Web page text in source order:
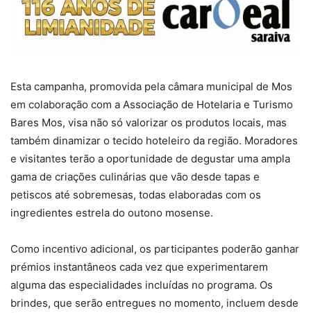
Esta campanha, promovida pela câmara municipal de Mos
em colaboração com a Associação de Hotelaria e Turismo
Bares Mos, visa não só valorizar os produtos locais, mas
também dinamizar o tecido hoteleiro da região. Moradores
e visitantes terão a oportunidade de degustar uma ampla
gama de criações culinárias que vão desde tapas e
petiscos até sobremesas, todas elaboradas com os
ingredientes estrela do outono mosense.
Como incentivo adicional, os participantes poderão ganhar
prémios instantâneos cada vez que experimentarem
alguma das especialidades incluídas no programa. Os
brindes, que serão entregues no momento, incluem desde